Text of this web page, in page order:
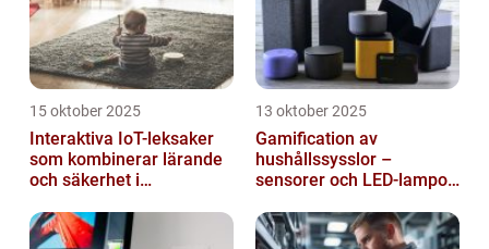
15 oktober 2025
Interaktiva IoT-leksaker
som kombinerar lärande
och säkerhet i
13 oktober 2025
Gamification av
hushållssysslor –
sensorer och LED-lampor